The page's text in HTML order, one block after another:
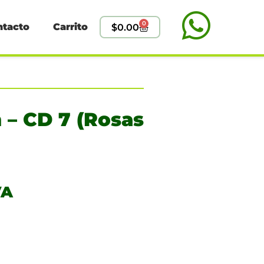
Carrito $0.00 0
CD 7 (Rosas